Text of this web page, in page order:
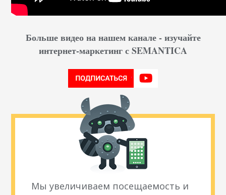
Больше видео на нашем канале - изучайте
интернет-маркетинг с SEMANTICA
Мы увеличиваем посещаемость и